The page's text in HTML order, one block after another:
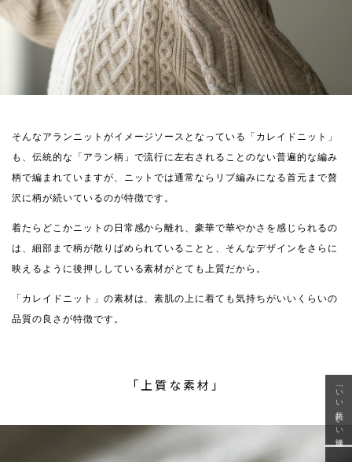
そんなアランニットがイメージソースとなっている「カレイドニット」
も、伝統的な「アラン柄」で流行に左右されることのない普遍的な編み
柄で編まれていますが、ニットでは通常ならリブ編みになる首元まで贅
沢に柄が続いているのが特徴です。
着たらどこかニットの日常感から離れ、豪華で華やかさを感じられるの
は、細部まで柄が散りばめられていることと、そんなデザインをさらに
映えるように後押ししている素材がとても上質だから。
「カレイドニット」の素材は、素肌の上に着ても気持ちがいいくらいの
品質の良さが特徴です。
「上質な素材」 「いい年齢 いい洋服」